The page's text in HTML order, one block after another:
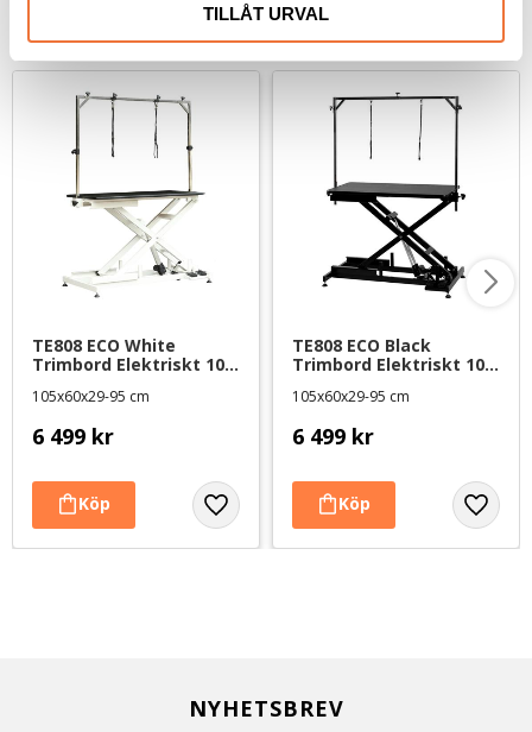
TILLÅT URVAL
Senaste besökta produkter
TE808 ECO White
Trimbord Elektriskt 105
105x60x29-95 cm
6 499 kr
TE808 ECO Black
Trimbord Elektriskt 105
105x60x29-95 cm
6 499 kr
NYHETSBREV